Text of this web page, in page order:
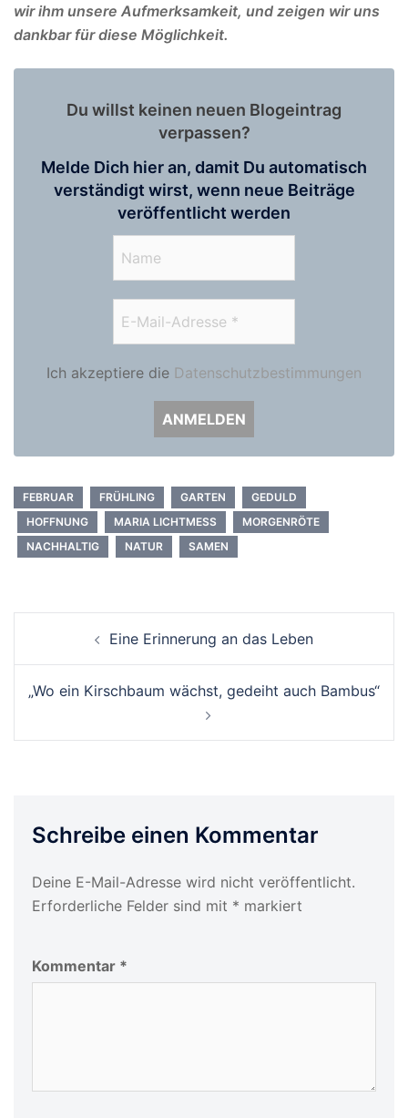
wir ihm unsere Aufmerksamkeit, und zeigen wir uns
dankbar für diese Möglichkeit.
Du willst keinen neuen Blogeintrag
verpassen?
Melde Dich hier an, damit Du automatisch
verständigt wirst, wenn neue Beiträge
veröffentlicht werden
Ich akzeptiere die Datenschutzbestimmungen
FEBRUAR FRÜHLING GARTEN
GEDULD
HOFFNUNG
MARIA LICHTMESS
MORGENRÖTE
NACHHALTIG
NATUR SAMEN
NavigationEine Erinnerung an das Leben
„Wo ein Kirschbaum wächst, gedeiht auch Bambus“
Schreibe einen Kommentar
Deine E-Mail-Adresse wird nicht veröffentlicht.
Erforderliche Felder sind mit * markiert
Kommentar *